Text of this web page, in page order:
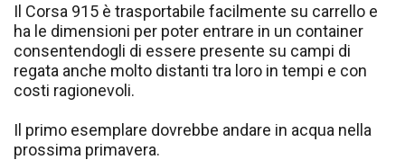
Il Corsa 915 è trasportabile facilmente su carrello e
ha le dimensioni per poter entrare in un container
consentendogli di essere presente su campi di
regata anche molto distanti tra loro in tempi e con
costi ragionevoli.
Il primo esemplare dovrebbe andare in acqua nella
prossima primavera.